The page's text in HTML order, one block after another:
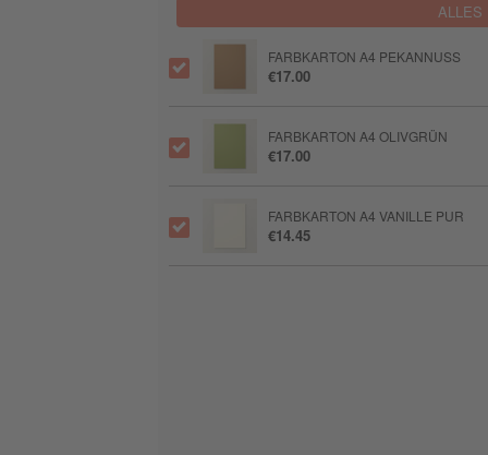
ALLES
FARBKARTON A4 PEKANNUSS
€17.00
FARBKARTON A4 OLIVGRÜN
€17.00
FARBKARTON A4 VANILLE PUR
€14.45